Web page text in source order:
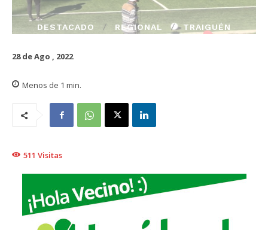
DESTACADO REGIONAL TRAIGUÉN
28 de Ago , 2022
Menos de 1 min.
511 Visitas